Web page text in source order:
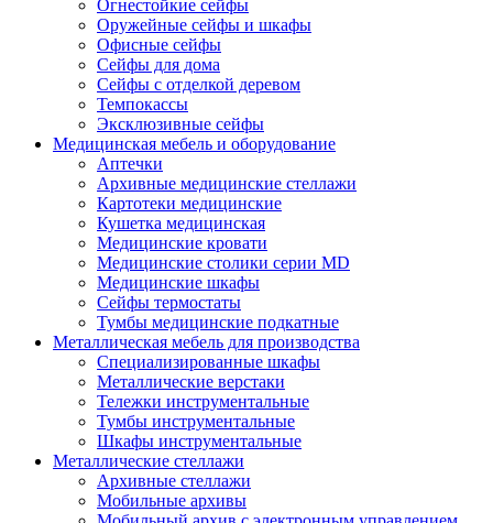
Огнестойкие сейфы
Оружейные сейфы и шкафы
Офисные сейфы
Сейфы для дома
Сейфы с отделкой деревом
Темпокассы
Эксклюзивные сейфы
Медицинская мебель и оборудование
Аптечки
Архивные медицинские стеллажи
Картотеки медицинские
Кушетка медицинская
Медицинские кровати
Медицинские столики серии MD
Медицинские шкафы
Сейфы термостаты
Тумбы медицинские подкатные
Металлическая мебель для производства
Cпециализированные шкафы
Металлические верстаки
Тележки инструментальные
Тумбы инструментальные
Шкафы инструментальные
Металлические стеллажи
Архивные стеллажи
Мобильные архивы